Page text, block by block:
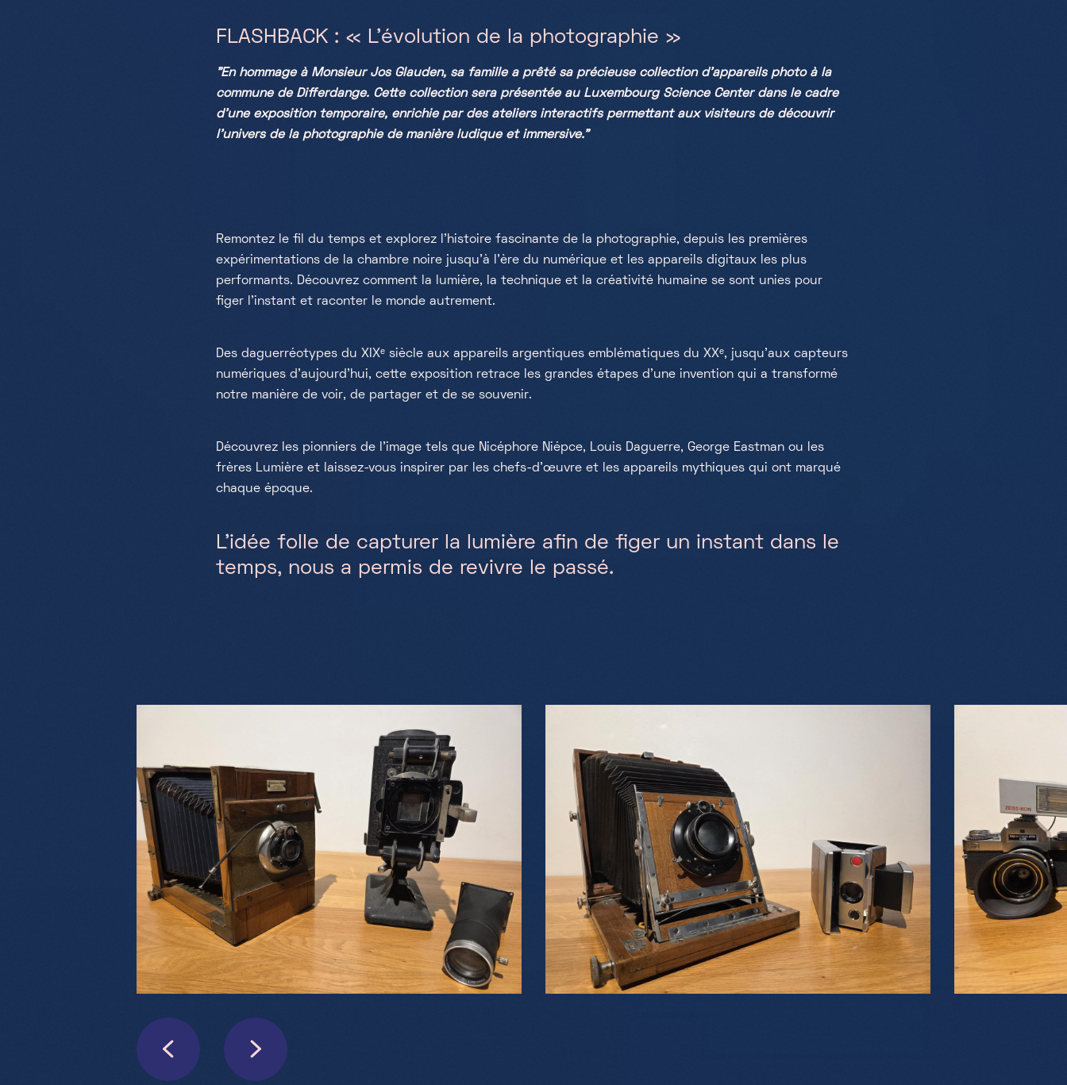
FLASHBACK : « L’évolution de la photographie »
"En hommage à Monsieur Jos Glauden, sa famille a prêté sa précieuse collection d'appareils photo à la
commune de Differdange. Cette collection sera présentée au Luxembourg Science Center dans le cadre
d’une exposition temporaire, enrichie par des ateliers interactifs permettant aux visiteurs de découvrir
l’univers de la photographie de manière ludique et immersive."
Remontez le fil du temps et explorez l’histoire fascinante de la photographie, depuis les premières
expérimentations de la chambre noire jusqu’à l’ère du numérique et les appareils digitaux les plus
performants. Découvrez comment la lumière, la technique et la créativité humaine se sont unies pour
figer l’instant et raconter le monde autrement.
Des daguerréotypes du XIXᵉ siècle aux appareils argentiques emblématiques du XXᵉ, jusqu’aux capteurs
numériques d’aujourd’hui, cette exposition retrace les grandes étapes d’une invention qui a transformé
notre manière de voir, de partager et de se souvenir.
Découvrez les pionniers de l’image tels que Nicéphore Niépce, Louis Daguerre, George Eastman ou les
frères Lumière et laissez-vous inspirer par les chefs-d’œuvre et les appareils mythiques qui ont marqué
chaque époque.
L’idée folle de capturer la lumière afin de figer un instant dans le
temps, nous a permis de revivre le passé.